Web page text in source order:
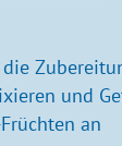
und
an